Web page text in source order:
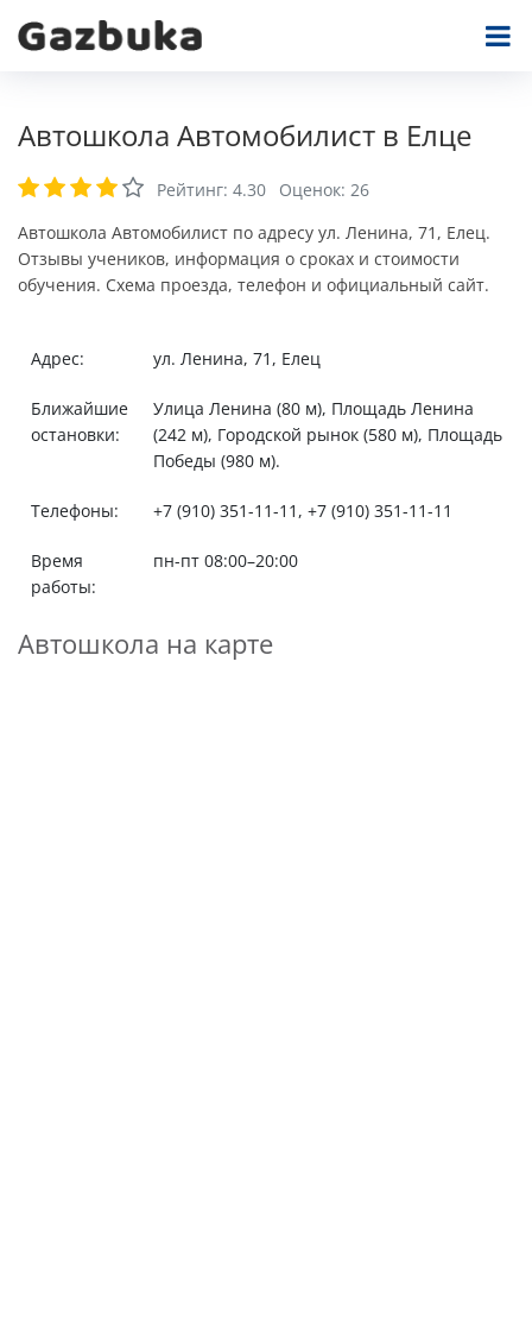
Автошкола Автомобилист в Елце
Рейтинг: 4.30 Оценок: 26
Автошкола Автомобилист по адресу ул. Ленина, 71, Елец.
Отзывы учеников, информация о сроках и стоимости
обучения. Схема проезда, телефон и официальный сайт.
Адрес: ул. Ленина, 71, Елец
Ближайшие
остановки:
Улица Ленина (80 м), Площадь Ленина
(242 м), Городской рынок (580 м), Площадь
Победы (980 м).
Телефоны: +7 (910) 351-11-11, +7 (910) 351-11-11
Время
работы:
пн-пт 08:00–20:00
Автошкола на карте